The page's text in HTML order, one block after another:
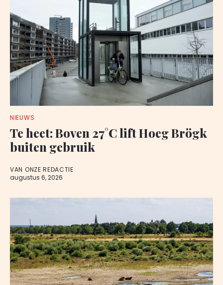
NIEUWS
Te heet: Boven 27°C lift Hoeg Brögk
buiten gebruik
VAN ONZE REDACTIE
augustus 6, 2026